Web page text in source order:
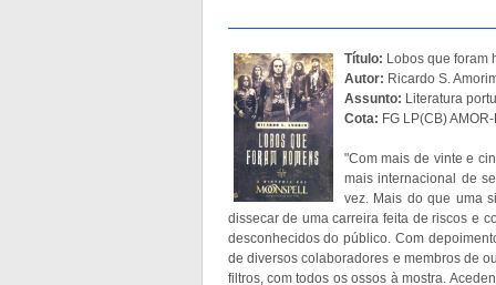
Título: Lobos que foram
Autor: Ricardo S.
Assunto: Literatura
Cota: FG LP(CB)
"Com mais de vinte e
mais internacional de
vez. Mais do que uma
dissecar de uma carreira feita de riscos e
desconhecidos do público. Com
de diversos colaboradores e membros de
filtros, com todos os ossos à mostra.